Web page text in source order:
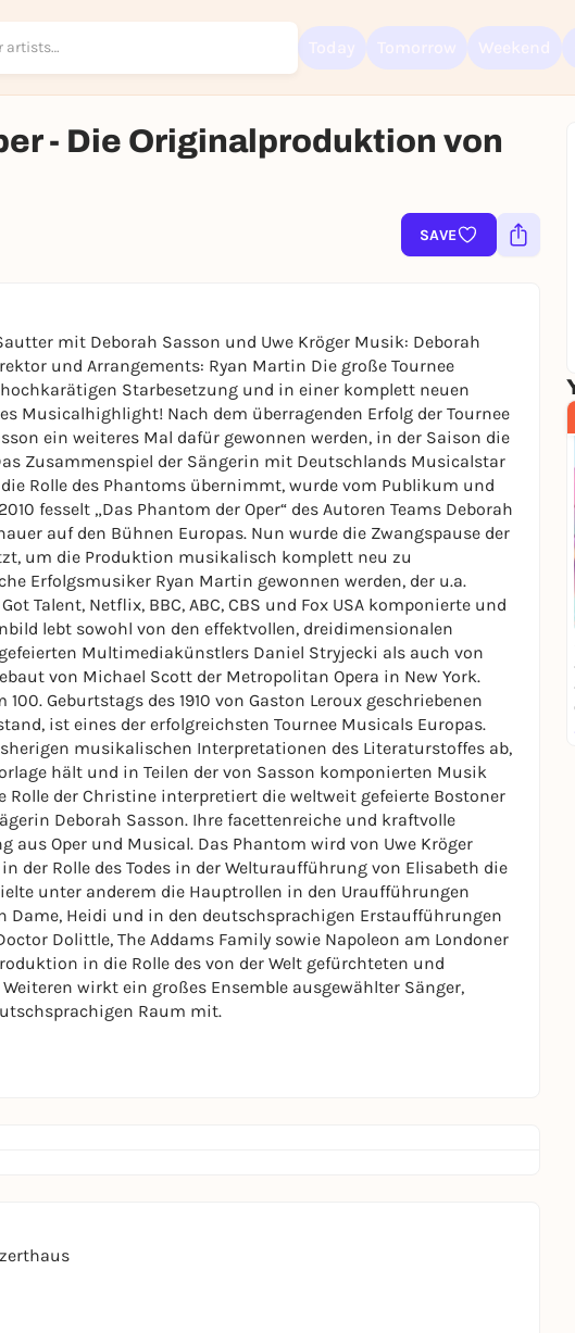
- Die Originalproduktion von
SAVE
mit Deborah Sasson und Uwe Kröger Musik: Deborah
und Arrangements: Ryan Martin Die große Tournee
Starbesetzung und in einer komplett neuen
Musicalhighlight! Nach dem überragenden Erfolg der Tournee
ein weiteres Mal dafür gewonnen werden, in der Saison die
Zusammenspiel der Sängerin mit Deutschlands Musicalstar
Rolle des Phantoms übernimmt, wurde vom Publikum und
fesselt „Das Phantom der Oper“ des Autoren Teams Deborah
auf den Bühnen Europas. Nun wurde die Zwangspause der
um die Produktion musikalisch komplett neu zu
Erfolgsmusiker Ryan Martin gewonnen werden, der u.a.
Talent, Netflix, BBC, ABC, CBS und Fox USA komponierte und
lebt sowohl von den effektvollen, dreidimensionalen
Multimediakünstlers Daniel Stryjecki als auch von
von Michael Scott der Metropolitan Opera in New York.
Geburtstags des 1910 von Gaston Leroux geschriebenen
ist eines der erfolgreichsten Tournee Musicals Europas.
musikalischen Interpretationen des Literaturstoffes ab,
hält und in Teilen der von Sasson komponierten Musik
Rolle der Christine interpretiert die weltweit gefeierte Bostoner
Deborah Sasson. Ihre facettenreiche und kraftvolle
Oper und Musical. Das Phantom wird von Uwe Kröger
der Rolle des Todes in der Welturaufführung von Elisabeth die
unter anderem die Hauptrollen in den Uraufführungen
Dame, Heidi und in den deutschsprachigen Erstaufführungen
Dolittle, The Addams Family sowie Napoleon am Londoner
in die Rolle des von der Welt gefürchteten und
wirkt ein großes Ensemble ausgewählter Sänger,
Raum mit.
To like events, follow pages, or participate in lotteries, you need a free
Rausgegangen account.